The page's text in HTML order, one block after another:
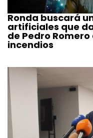
Ronda buscará
artificiales que
de Pedro
incendios